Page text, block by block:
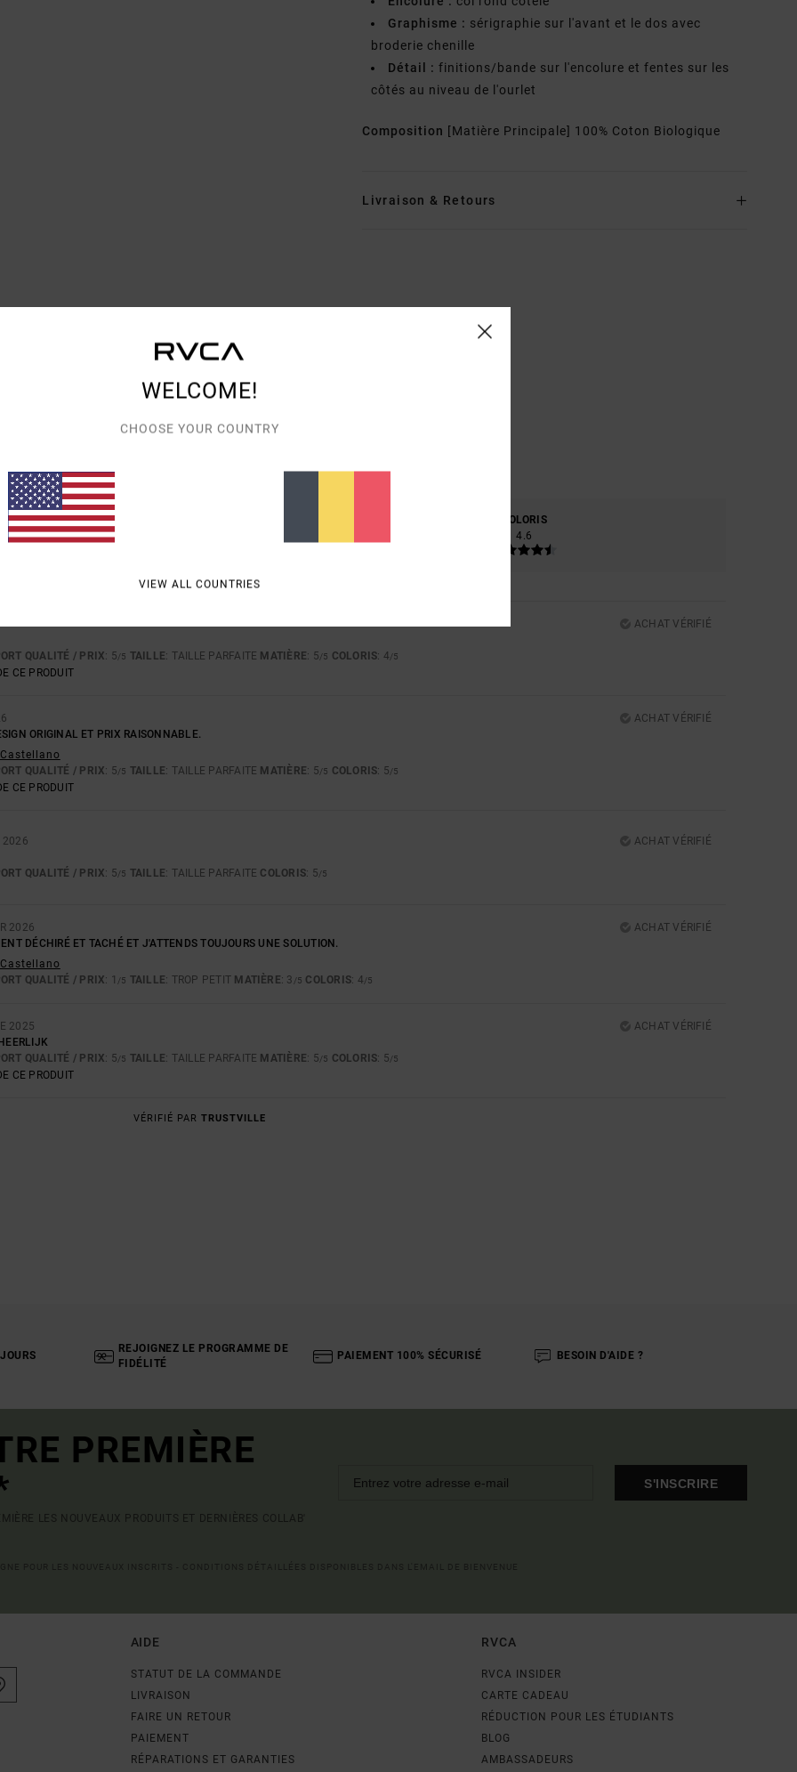
Graphisme : sérigraphie sur l'avant et le dos avec
broderie chenille
Détail : finitions/bande sur l'encolure et fentes sur les
côtés au niveau de l'ourlet
Composition [Matière Principale] 100% Coton Biologique
Livraison & Retours
NOTE MOYENNE
4.2/5
60% DE NOS CLIENTS RECOMMANDENT CE PRODUIT
QUALITÉ / PRIX
4.2
COLORIS
4.6
ACHAT VÉRIFIÉ
QUALITÉ / PRIX: 5/5 TAILLE: TAILLE PARFAITE MATIÈRE: 5/5 COLORIS: 4/5
CE PRODUIT
ACHAT VÉRIFIÉ
ORIGINAL ET PRIX RAISONNABLE.
QUALITÉ / PRIX: 5/5 TAILLE: TAILLE PARFAITE MATIÈRE: 5/5 COLORIS: 5/5
CE PRODUIT
2026
ACHAT VÉRIFIÉ
QUALITÉ / PRIX: 5/5 TAILLE: TAILLE PARFAITE COLORIS: 5/5
2026
ACHAT VÉRIFIÉ
DÉCHIRÉ ET TACHÉ ET J'ATTENDS TOUJOURS UNE SOLUTION.
QUALITÉ / PRIX: 1 /5 TAILLE: TROP PETIT MATIÈRE: 3 /5 COLORIS: 4/5
2025
ACHAT VÉRIFIÉ
QUALITÉ / PRIX: 5/5 TAILLE: TAILLE PARFAITE MATIÈRE: 5/5 COLORIS: 5/5
CE PRODUIT
VÉRIFIÉ PAR TRUSTVILLE
REJOIGNEZ LE PROGRAMME DE
FIDÉLITÉ
PAIEMENT 100% SÉCURISÉ BESOIN D'AIDE ?
PREMIÈRE
LES NOUVEAUX PRODUITS ET DERNIÈRES COLLAB'
S'INSCRIRE
AIDE
STATUT DE LA COMMANDE
LIVRAISON
FAIRE UN RETOUR
PAIEMENT
RÉPARATIONS ET GARANTIES
RVCA
RVCA INSIDER
CARTE CADEAU
RÉDUCTION POUR LES ÉTUDIANTS
BLOG
AMBASSADEURS
WELCOME!
CHOOSE YOUR COUNTRY
VIEW ALL COUNTRIES